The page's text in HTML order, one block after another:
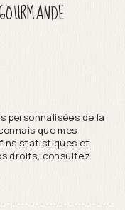
personnalisées de la
que mes
statistiques et
droits, consultez